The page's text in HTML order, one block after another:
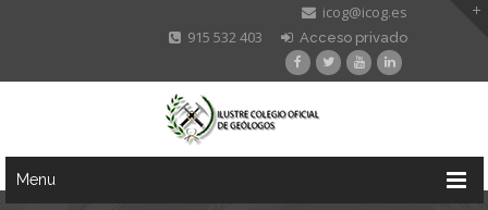
icog@icog.es
915 532 403
Acceso privado
Menu